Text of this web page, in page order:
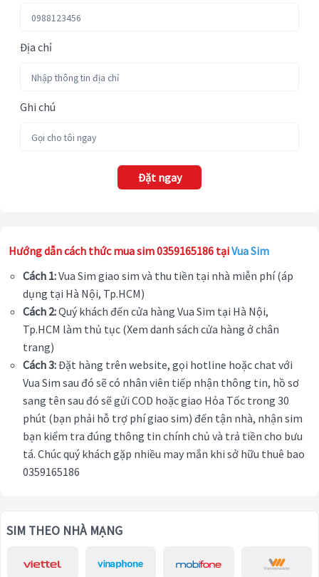
Địa chỉ
Ghi chú
Đặt ngay
Hướng dẫn cách thức mua sim 0359165186 tạiVua Sim
Cách 1:Vua Sim giao sim và thu tiền tại nhà miễn phí (áp
dụng tại Hà Nội, Tp.HCM)
Cách 2:Quý khách đến cửa hàng Vua Sim tại Hà Nội,
Tp.HCM làm thủ tục (Xem danh sách cửa hàng ở chân
trang)
Cách 3:Đặt hàng trên website, gọi hotline hoặc chat với
Vua Sim sau đó sẽ có nhân viên tiếp nhận thông tin, hồ sơ
sang tên sau đó sẽ gửi COD hoặc giao Hỏa Tốc trong 30
phút (bạn phải hỗ trợ phí giao sim) đến tận nhà, nhận sim
bạn kiểm tra đúng thông tin chính chủ và trả tiền cho bưu
tá. Chúc quý khách gặp nhiều may mắn khi sở hữu thuê bao
0359165186
SIM THEO NHÀ MẠNG